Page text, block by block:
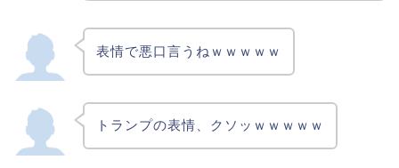
表情で悪口言うねｗｗｗｗｗ
トランプの表情、クソッｗｗｗｗｗ